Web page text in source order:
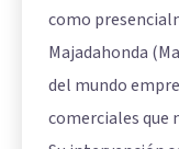
como
Majadahonda
del mundo
comerciales que